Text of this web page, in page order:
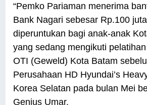
“Pemko Pariaman menerima
Bank Nagari sebesar Rp.100
diperuntukan bagi anak-anak
yang sedang mengikuti
OTI (Geweld) Kota Batam
Perusahaan HD Hyundai’s
Korea Selatan pada bulan Mei
Genius Umar.